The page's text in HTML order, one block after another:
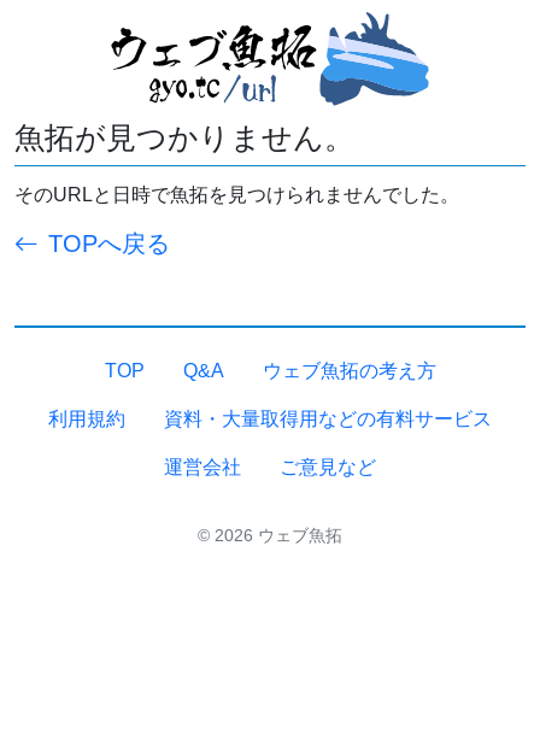
魚拓が見つかりません。
そのURLと日時で魚拓を見つけられませんでした。
TOPへ戻る
TOP Q&A ウェブ魚拓の考え方
利用規約 資料・大量取得用などの有料サービス
運営会社 ご意見など
© 2026 ウェブ魚拓